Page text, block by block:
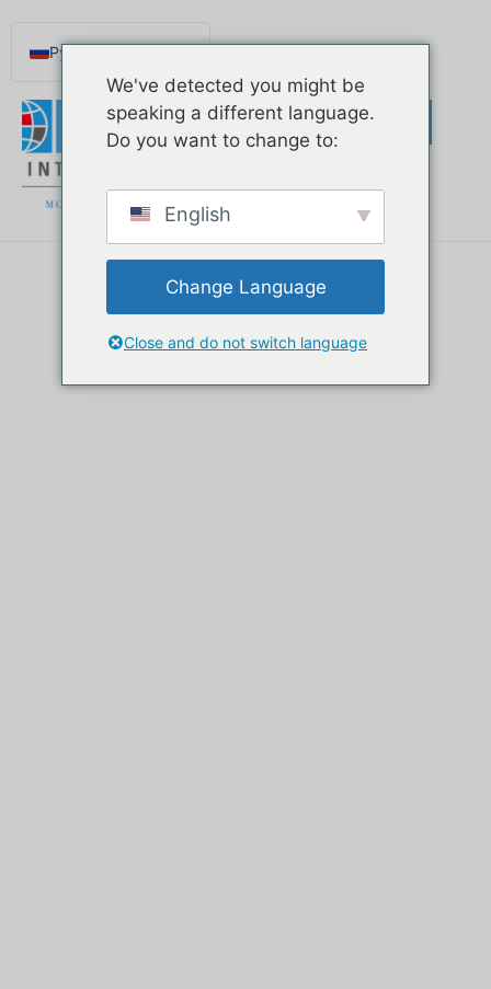
Русский
Español de México
Português do Brasil
Deutsch
Nederlands (België)
We've detected you might be
speaking a different language.
Do you want to change to:
English
Change Language
Close and do not switch language